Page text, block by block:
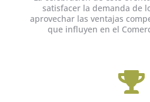
satisfacer la demanda de
aprovechar las ventajas
que influyen en el
